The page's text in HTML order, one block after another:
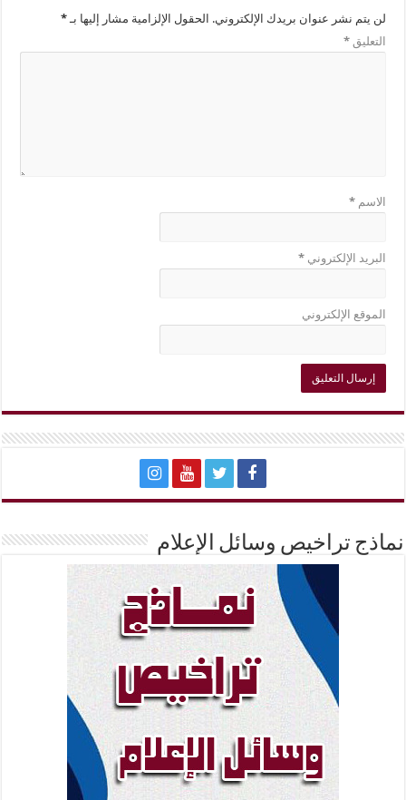
لن يتم نشر عنوان بريدك الإلكتروني. الحقول الإلزامية مشار إليها بـ*
التعليق*
الاسم*
البريد الإلكتروني*
الموقع الإلكتروني
نماذج تراخيص وسائل الإعلام